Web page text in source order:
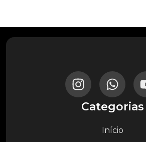
Categorias
Início